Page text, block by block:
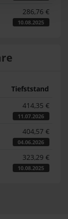
286,76 €
10.08.2025
Tiefststand
414,35 €
11.07.2026
404,57 €
04.06.2026
323,29 €
10.08.2025